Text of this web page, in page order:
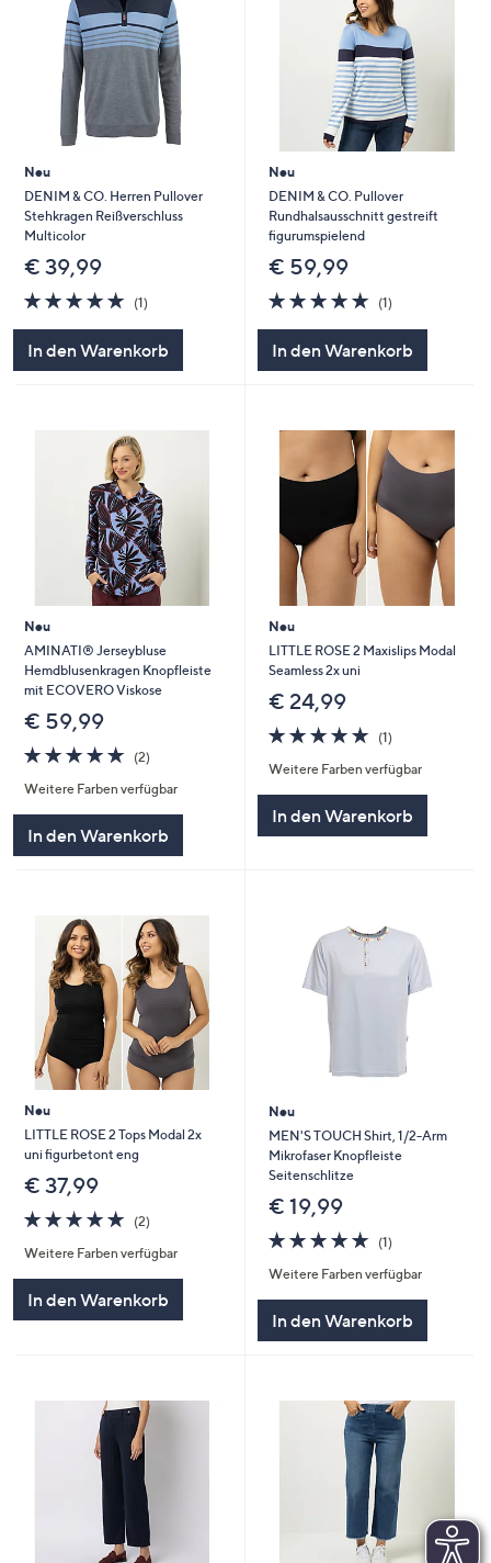
Neu
DENIM & CO. Herren Pullover
Stehkragen Reißverschluss
Multicolor
€ 39,99
5.0
von
5
(1)
In den Warenkorb
Neu
DENIM & CO. Pullover
Rundhalsausschnitt gestreift
figurumspielend
€ 59,99
5.0
von
(1)1
In den Warenkorb
Neu
AMINATI® Jerseybluse
Hemdblusenkragen Knopfleiste
mit ECOVERO Viskose
€ 59,99
5.0
von
5
(2)
Weitere Farben verfügbar
In den Warenkorb
Neu
LITTLE ROSE 2 Maxislips Modal
Seamless 2x uni
€ 24,99
5.0
von
5
(1)1
Weitere Farben verfügbar
In den Warenkorb
Neu
LITTLE ROSE 2 Tops Modal 2x
uni figurbetont eng
€ 37,99
5.0
von
5
(2)
Weitere Farben verfügbar
In den Warenkorb
Neu
MEN'S TOUCH Shirt, 1/2-Arm
Mikrofaser Knopfleiste
Seitenschlitze
€ 19,99
5.0
von
5
(1)
Weitere Farben verfügbar
In den Warenkorb